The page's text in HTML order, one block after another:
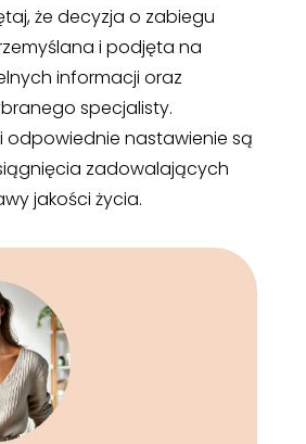
że decyzja o zabiegu
i podjęta na
informacji oraz
specjalisty.
odpowiednie nastawienie są
zadowalających
jakości życia.